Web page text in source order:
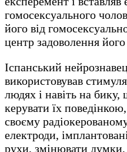
гомосексуального
його від
центр задоволення
Іспанський
використовував
людях і навіть на бику,
керувати їх
своєму
електроди,
рухи, змінювати